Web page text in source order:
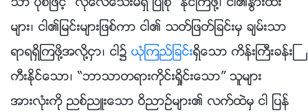
မ်ား၊ ငါ၏ျမင္းမ်ားျဖစ္ကာ ငါ၏ သတ္ျဖတ္ျခင္းမွ ခ်မ္းသာ
ရာရရွိၾကဖို႔အလို႔ငွာ၊ ငါ၌ ယုံၾကည္ျခင္းရွိေသာ ကိန္းႀကီးခန္းႀ
ကီးႏိုင္ေသာ၊ “ဘာသာတရားကိုင္းရႈိင္းေသာ” သူမ်ား
အားလုံးကို ညစ္ညဴးေသာ ဝိညာဥ္မ်ား၏ လက္ထဲမွ ငါ ျပန္